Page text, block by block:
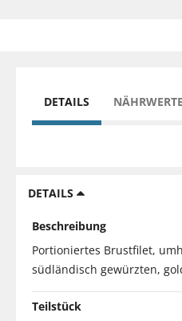
DETAILS NÄHRWERTE
DETAILS
Beschreibung
Portioniertes Brustfilet,
südländisch gewürzten,
Teilstück